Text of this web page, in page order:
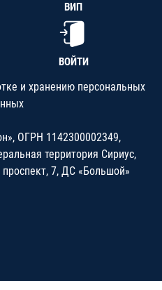
ВИП
ВОЙТИ
и хранению персональных
ОГРН 1142300002349,
территория Сириус,
7, ДС «Большой»